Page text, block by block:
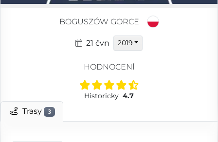
BOGUSZÓW GORCE
21 čvn 2019
HODNOCENÍ
Historicky 4.7
Trasy 3